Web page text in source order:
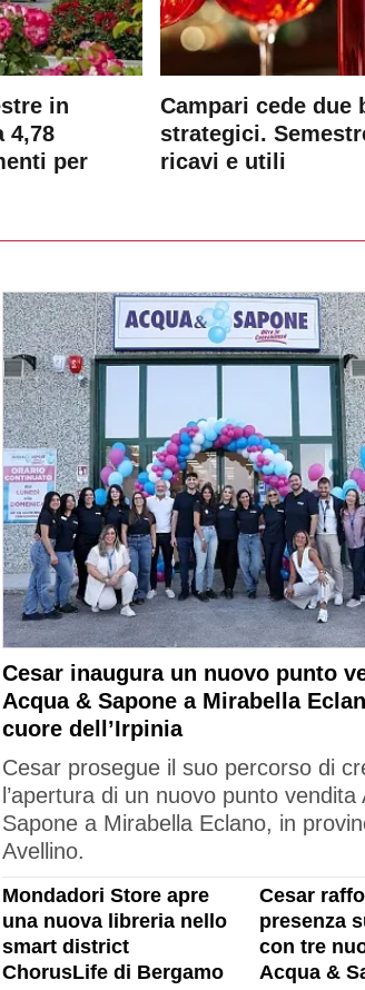
in
4,78
per
Campari cede due
strategici.
ricavi e utili
Cesar inaugura un nuovo punto
Acqua & Sapone a Mirabella
cuore dell’Irpinia
Cesar prosegue il suo percorso di
l’apertura di un nuovo punto vendita
Sapone a Mirabella Eclano, in
Avellino.
Mondadori Store apre
una nuova libreria nello
smart district
ChorusLife di Bergamo
Cesar
presenza
con tre
Acqua &